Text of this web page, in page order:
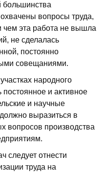
большинства
вопросы труда,
чем эта работа не вышла
не сделалась
постоянно
совещаниями.
народного
и активное
и научные
выразиться в
вопросов производства
следует отнести
труда на